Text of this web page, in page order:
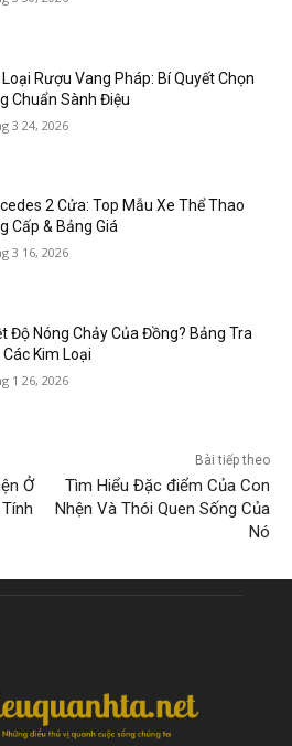
Loại Rượu Vang Pháp: Bí Quyết Chọn
Chuẩn Sành Điệu
3 24, 2026
2 Cửa: Top Mẫu Xe Thể Thao
Cấp & Bảng Giá
3 16, 2026
Độ Nóng Chảy Của Đồng? Bảng Tra
Các Kim Loại
1 26, 2026
Ở
Bài tiếp theo
Tìm Hiểu Đặc điểm Của Con
Nhện Và Thói Quen Sống Của
Nó